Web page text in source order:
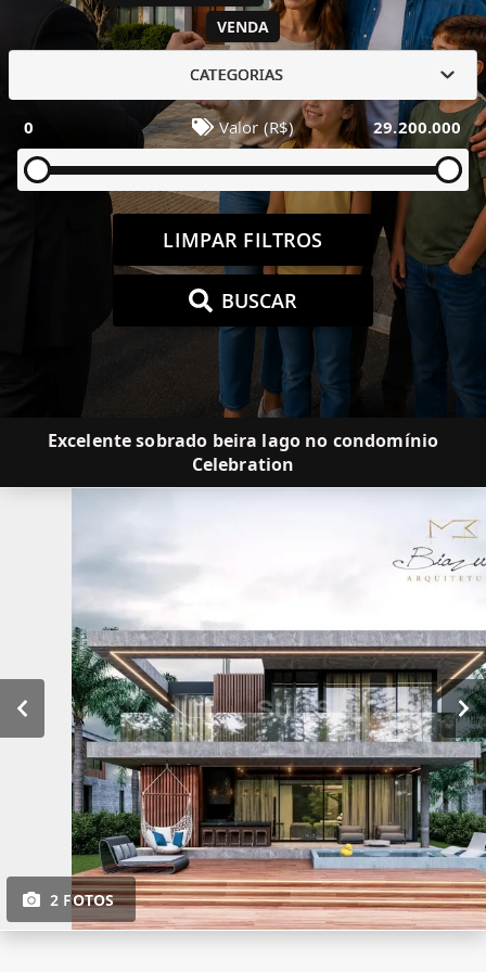
VENDA
CATEGORIAS
0 Valor (R$) 29.200.000
LIMPAR FILTROS
BUSCAR
Excelente sobrado beira lago no condomínio
Celebration
2 FOTOS